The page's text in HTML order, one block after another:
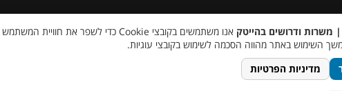
| משרות ודרושים בהייטק
אנו משתמשים בקובצי Cookie כדי לשפר את חוויית המשתמש
השימוש באתר מהווה הסכמה לשימוש בקובצי עוגיות.
מדיניות הפרטיות